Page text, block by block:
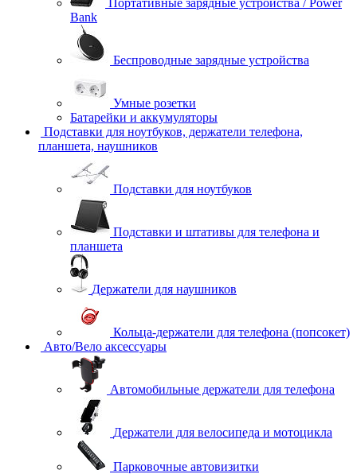
Портативные зарядные устройства / Power
Bank
Беспроводные зарядные устройства
Умные розетки
Батарейки и аккумуляторы
Подставки для ноутбуков, держатели телефона,
планшета, наушников
Подставки для ноутбуков
Подставки и штативы для телефона и
планшета
Держатели для наушников
Кольца-держатели для телефона (попсокет)
Авто/Вело аксессуары
Автомобильные держатели для телефона
Держатели для велосипеда и мотоцикла
Парковочные автовизитки